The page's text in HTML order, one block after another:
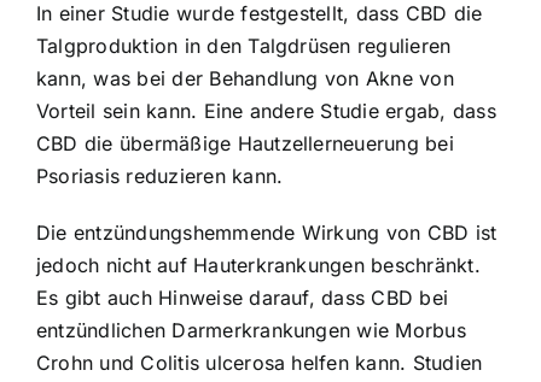
In einer Studie wurde festgestellt, dass CBD die
Talgproduktion in den Talgdrüsen regulieren
kann, was bei der Behandlung von Akne von
Vorteil sein kann. Eine andere Studie ergab, dass
CBD die übermäßige Hautzellerneuerung bei
Psoriasis reduzieren kann.
Die entzündungshemmende Wirkung von CBD ist
jedoch nicht auf Hauterkrankungen beschränkt.
Es gibt auch Hinweise darauf, dass CBD bei
entzündlichen Darmerkrankungen wie Morbus
Crohn und Colitis ulcerosa helfen kann. Studien